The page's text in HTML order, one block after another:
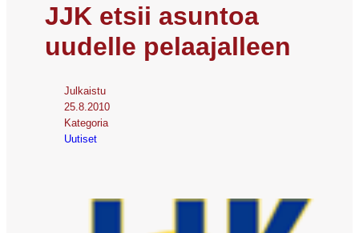
JJK etsii asuntoa
uudelle pelaajalleen
Julkaistu
25.8.2010
Kategoria
Uutiset